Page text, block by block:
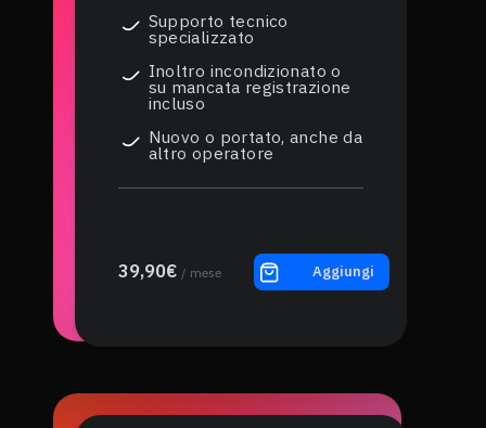
Supporto tecnico
specializzato
Inoltro incondizionato o
su mancata registrazione
incluso
Nuovo o portato, anche da
altro operatore
39,90€ / mese Aggiungi